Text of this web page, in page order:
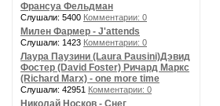
Франсуа Фельдман
Слушали: 5400 Комментарии: 0
Милен Фармер - J'attends
Слушали: 1423 Комментарии: 0
Лаура Паузини (Laura Pausini)Дэвид
Фостер (David Foster) Ричард Маркс
(Richard Marx) - one more time
Слушали: 42951 Комментарии: 0
Николай Носков - Снег